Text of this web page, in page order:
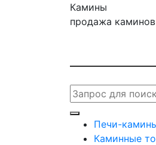
Камины
продажа
Печи-
Каминные